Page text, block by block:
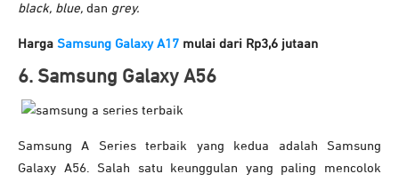
black, blue, dan grey.
Harga Samsung Galaxy A17 mulai dari Rp3,6 jutaan
6. Samsung Galaxy A56
Samsung A Series terbaik yang kedua adalah Samsung
Galaxy A56. Salah satu keunggulan yang paling mencolok